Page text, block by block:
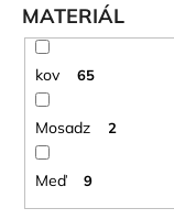
MATERIÁL
kov 65
Mosadz 2
Meď 9